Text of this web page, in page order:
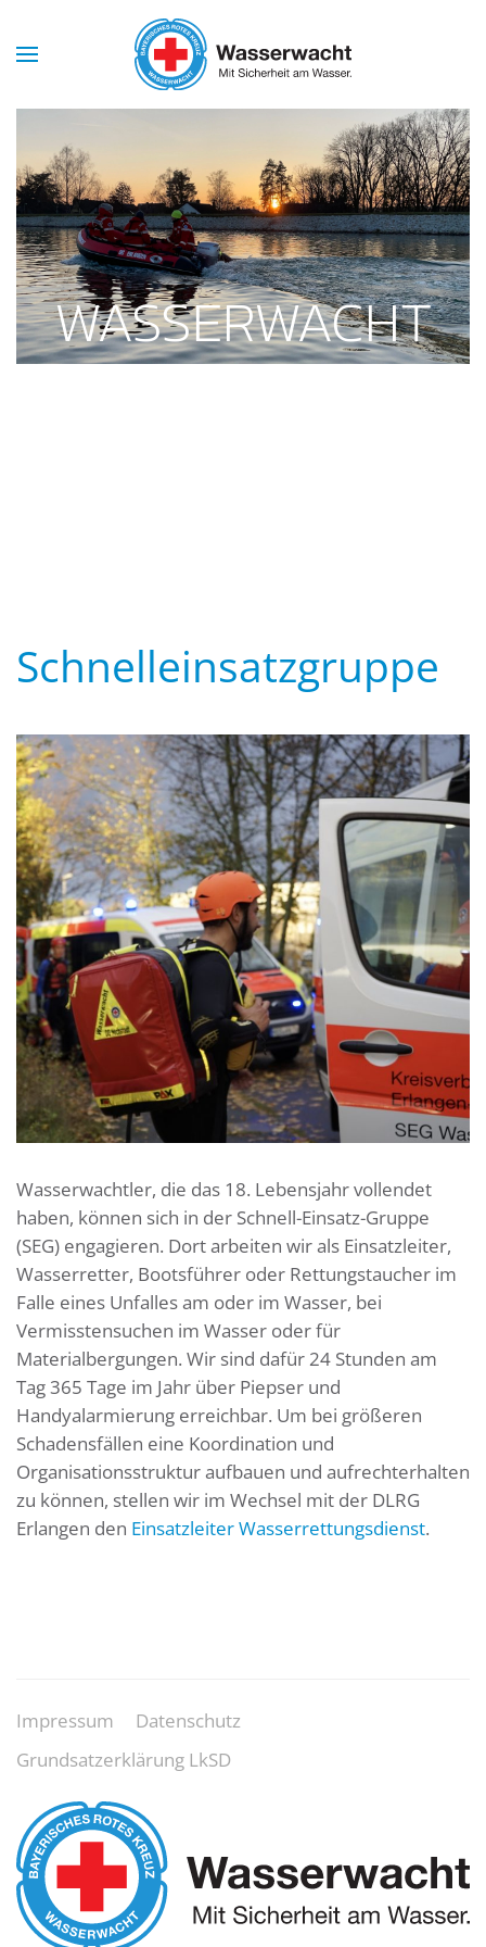
Skip to main content
WASSERWACHT
ERLANGEN
Schnelleinsatzgruppe
Wasserwachtler, die das 18. Lebensjahr vollendet
haben, können sich in der Schnell-Einsatz-Gruppe
(SEG) engagieren. Dort arbeiten wir als Einsatzleiter,
Wasserretter, Bootsführer oder Rettungstaucher im
Falle eines Unfalles am oder im Wasser, bei
Vermisstensuchen im Wasser oder für
Materialbergungen. Wir sind dafür 24 Stunden am
Tag 365 Tage im Jahr über Piepser und
Handyalarmierung erreichbar. Um bei größeren
Schadensfällen eine Koordination und
Organisationsstruktur aufbauen und aufrechterhalten
zu können, stellen wir im Wechsel mit der DLRG
Erlangen den Einsatzleiter Wasserrettungsdienst.
Impressum
Datenschutz
Grundsatzerklärung LkSD